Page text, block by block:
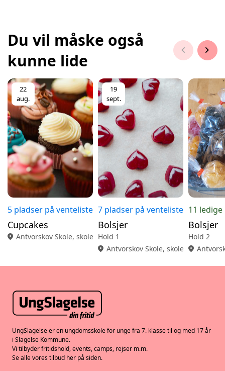
Du vil måske også
kunne lide
chevron_left chevron_right
22
aug.
5 pladser på venteliste
Cupcakes
location_on Antvorskov Skole, skolekøkken
19
sept.
7 pladser på venteliste
Bolsjer
Hold 1
location_on Antvorskov Skole, skolekøkken
11
Bolsjer
Hold 2
location_on
UngSlagelse er en ungdomsskole for unge fra 7. klasse til og med 17 år
i Slagelse Kommune.
Vi tilbyder fritidshold, events, camps, rejser m.m.
Se alle vores tilbud her på siden.